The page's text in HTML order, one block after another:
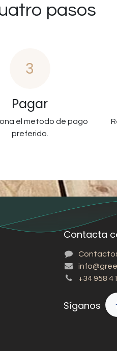
pasos
3
Pagar
el metodo de pago
preferido.
Contacta
+34 958
Síganos